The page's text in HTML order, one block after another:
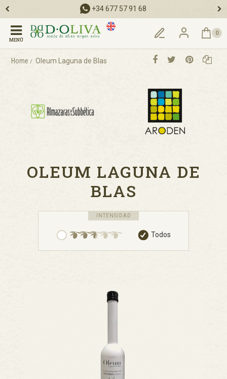
tienda@dolivaonline.com
0
MENÚ
Home Oleum Laguna de Blas
OLEUM LAGUNA DE
BLAS
INTENSIDAD
Todos